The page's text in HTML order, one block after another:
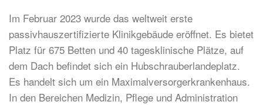
Im Februar 2023 wurde das weltweit erste
passivhauszertifizierte Klinikgebäude eröffnet. Es bietet
Platz für 675 Betten und 40 tagesklinische Plätze, auf
dem Dach befindet sich ein Hubschrauberlandeplatz.
Es handelt sich um ein Maximalversorgerkrankenhaus.
In den Bereichen Medizin, Pflege und Administration